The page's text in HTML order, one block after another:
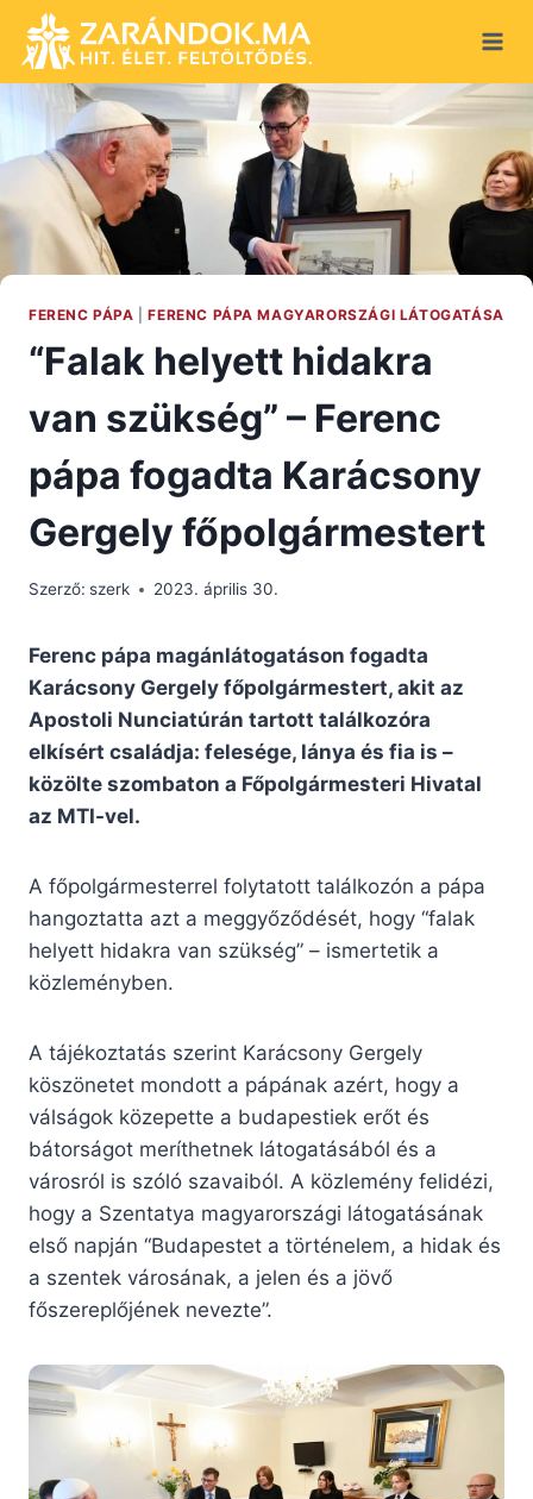
content
FERENC PÁPA |FERENC PÁPA MAGYARORSZÁGI LÁTOGATÁSA
“Falak helyett hidakra
van szükség” – Ferenc
pápa fogadta Karácsony
Gergely főpolgármestert
Szerző: szerk 2023. április 30.
Ferenc pápa magánlátogatáson fogadta
Karácsony Gergely főpolgármestert, akit az
Apostoli Nunciatúrán tartott találkozóra
elkísért családja: felesége, lánya és fia is –
közölte szombaton a Főpolgármesteri Hivatal
az MTI-vel.
A főpolgármesterrel folytatott találkozón a pápa
hangoztatta azt a meggyőződését, hogy “falak
helyett hidakra van szükség” – ismertetik a
közleményben.
A tájékoztatás szerint Karácsony Gergely
köszönetet mondott a pápának azért, hogy a
válságok közepette a budapestiek erőt és
bátorságot meríthetnek látogatásából és a
városról is szóló szavaiból. A közlemény felidézi,
hogy a Szentatya magyarországi látogatásának
első napján “Budapestet a történelem, a hidak és
a szentek városának, a jelen és a jövő
főszereplőjének nevezte”.